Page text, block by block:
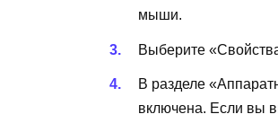
мыши.
Выберите
В разделе
включена. Если вы